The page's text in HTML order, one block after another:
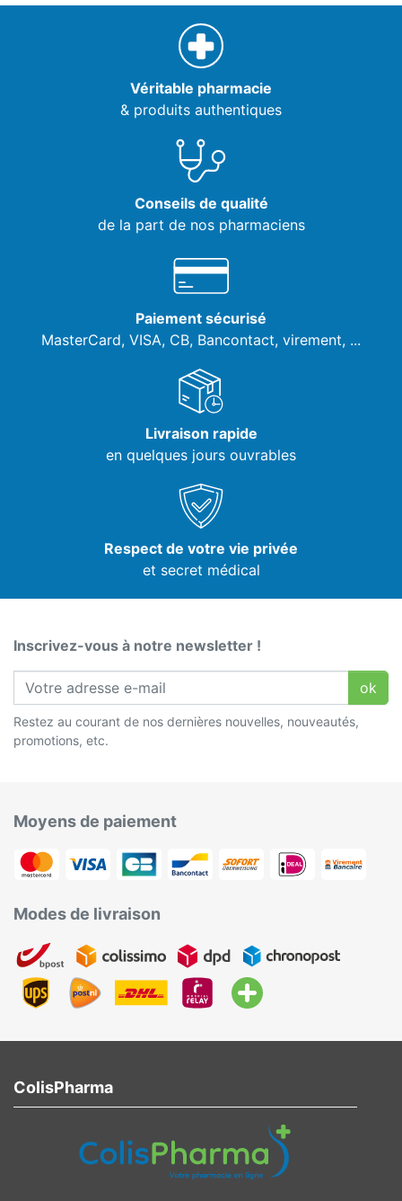
Véritable pharmacie
& produits authentiques
Conseils de qualité
de la part de nos pharmaciens
Paiement sécurisé
MasterCard, VISA, CB, Bancontact, virement, ...
Livraison rapide
en quelques jours ouvrables
Respect de votre vie privée
et secret médical
Inscrivez-vous à notre newsletter !
ok
Restez au courant de nos dernières nouvelles, nouveautés,
promotions, etc.
Moyens de paiement
Modes de livraison
ColisPharma